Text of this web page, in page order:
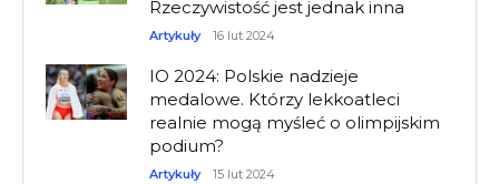
Rzeczywistość jest jednak inna
Artykuły 16 lut 2024
IO 2024: Polskie nadzieje
medalowe. Którzy lekkoatleci
realnie mogą myśleć o olimpijskim
podium?
Artykuły 15 lut 2024